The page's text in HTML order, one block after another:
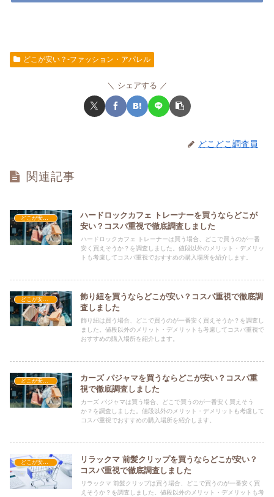
どこが安い？-ファッション・アパレル
シェアする
どこどこ調査員
関連記事
どこが安い？-ファッション・アパレル
ハードロックカフェ トレーナーを買うならどこが
安い？コスパ重視で徹底調査しました
ハードロックカフェ トレーナーは買う場合、どこで買うのが一番
安く買えそうか？を調査しました。値段以外のメリット・デメリッ
トも考慮してコスパ重視でおすすめの購入場所を紹介します。
どこが安い？-ファッション・アパレル
飾り紐を買うならどこが安い？コスパ重視で徹底調
査しました
飾り紐は買う場合、どこで買うのが一番安く買えそうか？を調査し
ました。値段以外のメリット・デメリットも考慮してコスパ重視で
おすすめの購入場所を紹介します。
どこが安い？-ファッション・アパレル
カーズ パジャマを買うならどこが安い？コスパ重
視で徹底調査しました
カーズ パジャマは買う場合、どこで買うのが一番安く買えそう
か？を調査しました。値段以外のメリット・デメリットも考慮して
コスパ重視でおすすめの購入場所を紹介します。
どこが安い？-ファッション・アパレル
リラックマ 前髪クリップを買うならどこが安い？
コスパ重視で徹底調査しました
リラックマ 前髪クリップは買う場合、どこで買うのが一番安く買
えそうか？を調査しました。値段以外のメリット・デメリットも考